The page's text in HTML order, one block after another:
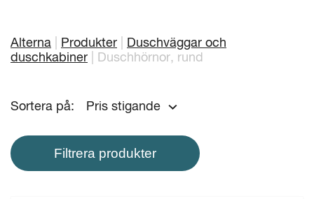
Serier
Om Alterna
Inspiration
Showroom
Alterna Produkter
Duschväggar och
duschkabiner
Duschhörnor, rund
Sortera på: Pris stigande
Filtrera produkter